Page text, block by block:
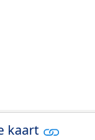
kaart